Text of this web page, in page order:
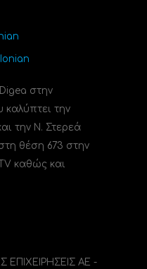
στην
καλύπτει την
την Ν. Στερεά
θέση 673 στην
καθώς και
ΕΠΙΧΕΙΡΗΣΕΙΣ ΑΕ -